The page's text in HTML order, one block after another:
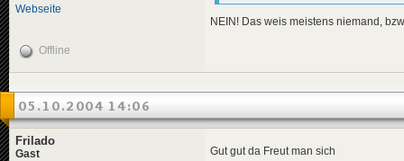
Webseite
NEIN! Das weis meistens niemand,
Offline
05.10.2004 14:06
Frilado
Gast Gut gut da Freut man sich